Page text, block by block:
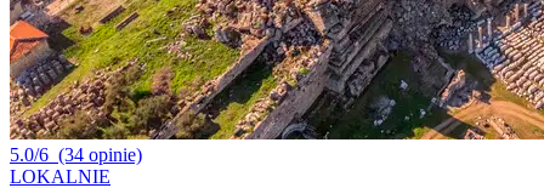
5.0/6 (34 opinie)
LOKALNIE